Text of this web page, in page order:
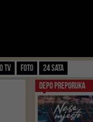
TV FOTO 24 SATA
DEPO PREPORUKA